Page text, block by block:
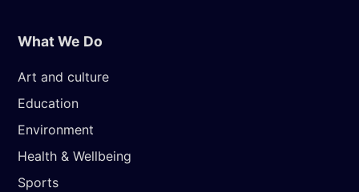
What We Do
Art and culture
Education
Environment
Health & Wellbeing
Sports